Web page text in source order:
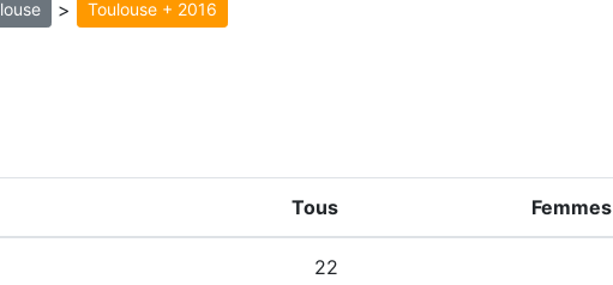
> Toulouse + 2016
Tous Femmes
22